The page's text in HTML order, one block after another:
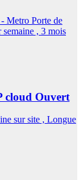
Metro Porte de
, 3 mois
cloud Ouvert
sur site , Longue